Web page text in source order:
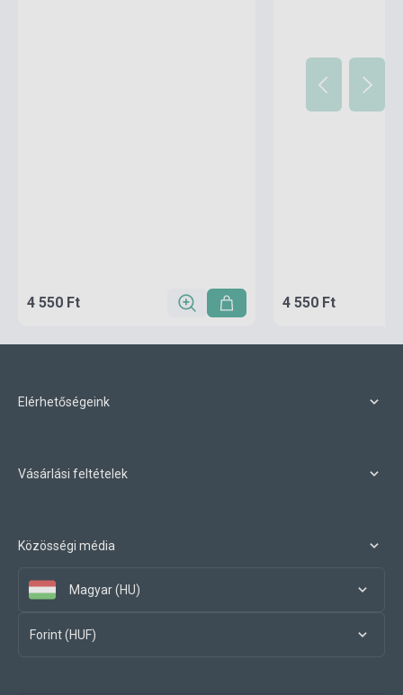
4 550 Ft 4 550 Ft
Elérhetőségeink
Vásárlási feltételek
Közösségi média
Magyar (HU)
Forint (HUF)